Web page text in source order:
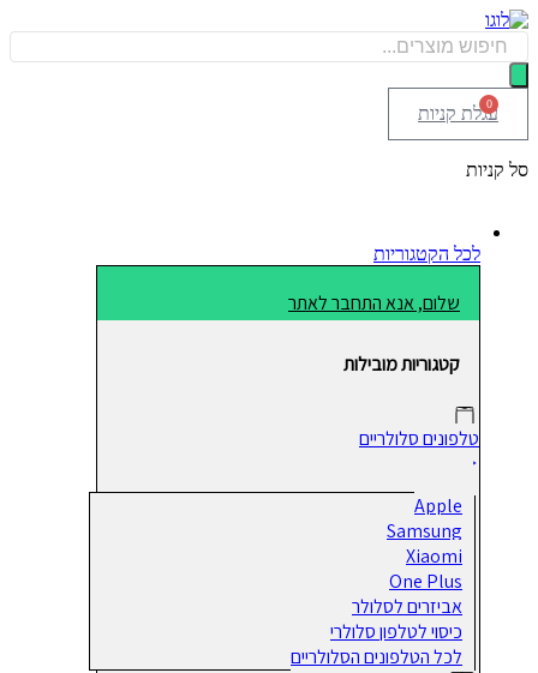
דלג
לתוכן
Products
search
0
עגלת קניות
סל קניות
לכל הקטגוריות
שלום, אנא התחבר לאתר
קטגוריות מובילות
טלפונים סלולריים
Apple
Samsung
Xiaomi
One Plus
אביזרים לסלולר
כיסוי לטלפון סלולרי
לכל הטלפונים הסלולריים